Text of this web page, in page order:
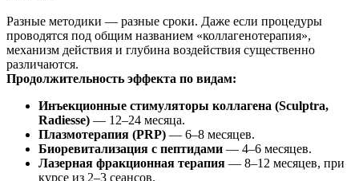
Разные методики — разные сроки. Даже если процедуры
проводятся под общим названием «коллагенотерапия»,
механизм действия и глубина воздействия существенно
различаются.
Продолжительность эффекта по видам:
Инъекционные стимуляторы коллагена (Sculptra,
Radiesse) — 12–24 месяца.
Плазмотерапия (PRP) — 6–8 месяцев.
Биоревитализация с пептидами — 4–6 месяцев.
Лазерная фракционная терапия — 8–12 месяцев, при
курсе из 2–3 сеансов.